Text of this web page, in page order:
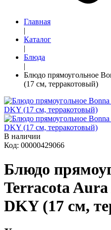
Главная
|
Каталог
|
Блюда
|
Блюдо прямоугольное
(17 см, терракотовый)
В наличии
Код: 00000429066
Блюдо
Terracota
DKY (17 см,